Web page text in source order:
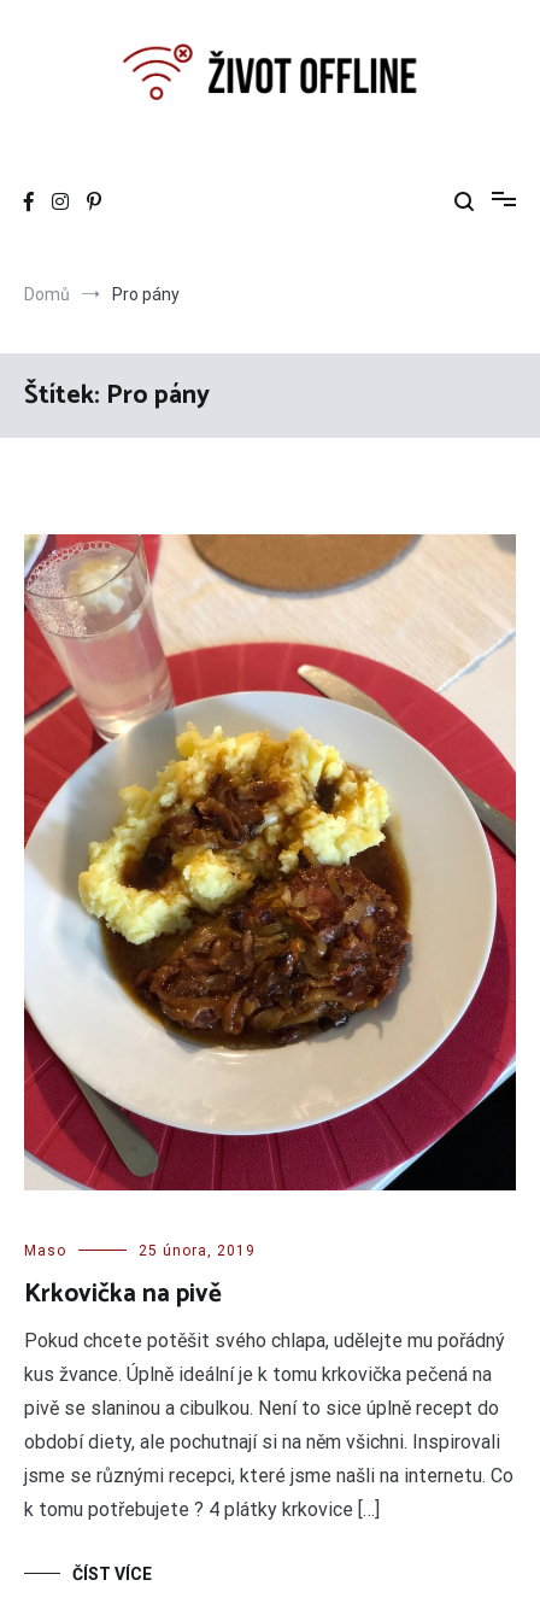
Domů Pro pány
Štítek: Pro pány
Maso 25 února, 2019
Krkovička na pivě
Pokud chcete potěšit svého chlapa, udělejte mu pořádný
kus žvance. Úplně ideální je k tomu krkovička pečená na
pivě se slaninou a cibulkou. Není to sice úplně recept do
období diety, ale pochutnají si na něm všichni. Inspirovali
jsme se různými recepci, které jsme našli na internetu. Co
k tomu potřebujete ? 4 plátky krkovice […]
ČÍST VÍCE